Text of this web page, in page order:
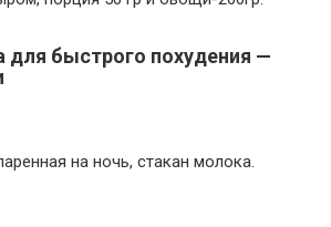
для быстрого похудения —
на ночь, стакан молока.